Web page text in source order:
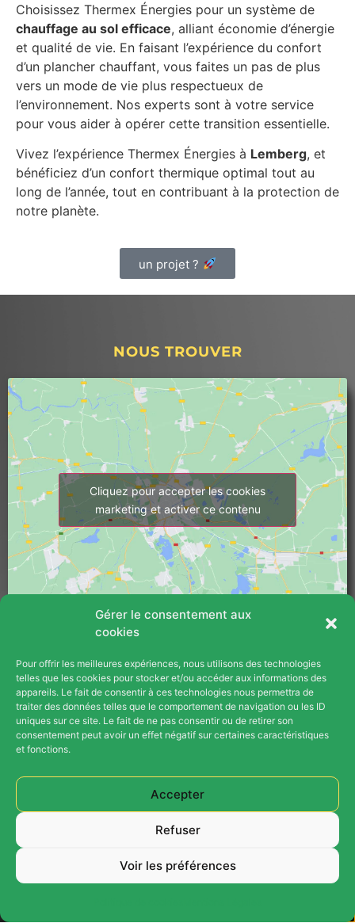
Gérer le consentement aux
cookies
Pour offrir les meilleures expériences, nous utilisons des technologies
telles que les cookies pour stocker et/ou accéder aux informations des
appareils. Le fait de consentir à ces technologies nous permettra de
traiter des données telles que le comportement de navigation ou les ID
uniques sur ce site. Le fait de ne pas consentir ou de retirer son
consentement peut avoir un effet négatif sur certaines caractéristiques
et fonctions.
Accepter
Refuser
Voir les préférences
et c'est agréable de voir de temps en
un travail bien fait !"Ainsi, que ce soit en
que particulier ou professionnel (selon
plombier), je vous recommande vivement
Thermex. Ils sont au top.Continuez à
maintenir ce niveau de qualité
Choisissez Thermex Énergies pour un système de
chauffage au sol efficace, alliant économie d’énergie
et qualité de vie. En faisant l’expérience du confort
d’un plancher chauffant, vous faites un pas de plus
vers un mode de vie plus respectueux de
l’environnement. Nos experts sont à votre service
pour vous aider à opérer cette transition essentielle.
Vivez l’expérience Thermex Énergies à Lemberg, et
bénéficiez d’un confort thermique optimal tout au
long de l’année, tout en contribuant à la protection de
notre planète.
un projet ?
NOUS TROUVER
Cliquez pour accepter les cookies
marketing et activer ce contenu
PLAN DU SITE
Blog
Contact
Opération Parrainage
Plan Du Site
Ⓒ 2026 Thermex Energies Tous Droits Réservés -
Création Vinceinfo